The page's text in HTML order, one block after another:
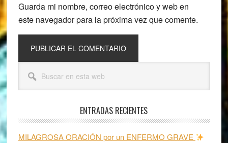
Guarda mi nombre, correo electrónico y web en
este navegador para la próxima vez que comente.
Barra
lateral
esta
ENTRADAS RECIENTES
MILAGROSA ORACIÓN por un ENFERMO GRAVE